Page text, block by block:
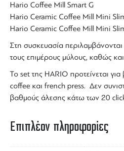
Hario Coffee Mill Smart G
Hario Ceramic Coffee Mill Mini
Hario Ceramic Coffee Mill Mini
Στη συσκευασία
τους επιμέρους μύλους, καθώς
Το set της HARIO προτείνεται
coffee και french press. Δεν
βαθμούς άλεσης κάτω των 20
Επιπλέον πληροφορίες